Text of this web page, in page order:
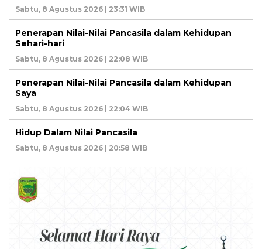
Sabtu, 8 Agustus 2026 | 23:31 WIB
Penerapan Nilai-Nilai Pancasila dalam Kehidupan
Sehari-hari
Sabtu, 8 Agustus 2026 | 22:08 WIB
Penerapan Nilai-Nilai Pancasila dalam Kehidupan
Saya
Sabtu, 8 Agustus 2026 | 22:04 WIB
Hidup Dalam Nilai Pancasila
Sabtu, 8 Agustus 2026 | 20:58 WIB